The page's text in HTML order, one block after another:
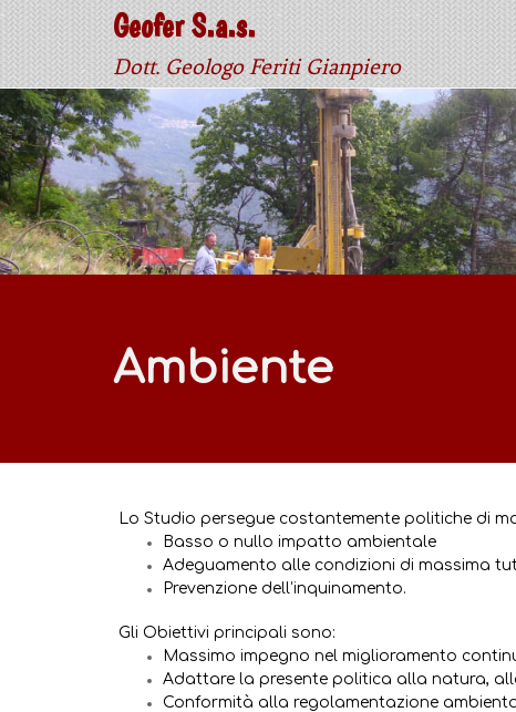
Geofer S.a.s.
Dott. Geologo Feriti Gianpiero
Ambiente
Lo Studio persegue costantemente politiche di
Basso o nullo impatto ambientale
Adeguamento alle condizioni di massima
Prevenzione dell’inquinamento.
Gli Obiettivi principali sono:
Massimo impegno nel miglioramento
Adattare la presente politica alla natura,
Conformità alla regolamentazione